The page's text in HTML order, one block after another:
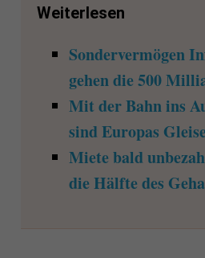
Weiterlesen
Sondervermögen
gehen die 500
Mit der Bahn ins
sind Europas
Miete bald
die Hälfte des